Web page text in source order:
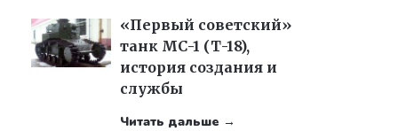
«Первый советский»
танк МС-1 (Т-18),
история создания и
службы
Читать дальше →